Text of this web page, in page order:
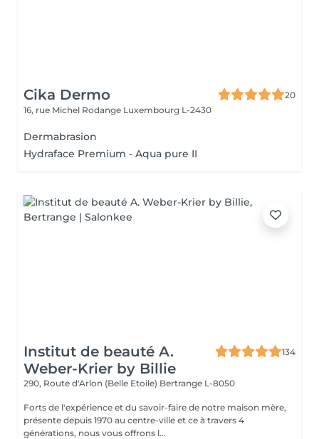
Cika Dermo
20
16, rue Michel Rodange Luxembourg L-2430
Dermabrasion
Hydraface Premium - Aqua pure II
Institut de beauté A.
Weber-Krier by Billie
134
290, Route d'Arlon (Belle Etoile) Bertrange L-8050
Forts de l'expérience et du savoir-faire de notre maison mère,
présente depuis 1970 au centre-ville et ce à travers 4
générations, nous vous offrons l...